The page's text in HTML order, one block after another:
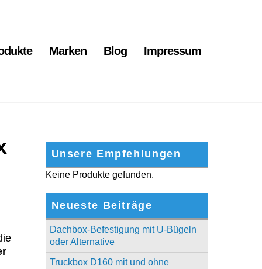
Marken Blog Impressum
Unsere Empfehlungen
Keine Produkte gefunden.
Neueste Beiträge
Dachbox-Befestigung mit U-Bügeln
oder Alternative
Truckbox D160 mit und ohne